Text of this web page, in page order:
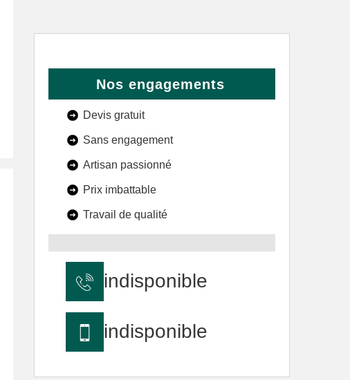
Nos engagements
Devis gratuit
Sans engagement
Artisan passionné
Prix imbattable
Travail de qualité
indisponible
indisponible